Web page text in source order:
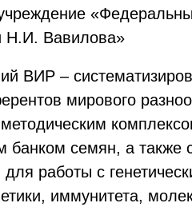
Н.И. Вавилова»
ВИР –
мирового
банком семян, а также
работы с
иммунитета,